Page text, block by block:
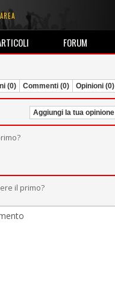
FORUM
(0) Commenti (0) Opinioni (0)
Aggiungi la tua opinione
il primo?